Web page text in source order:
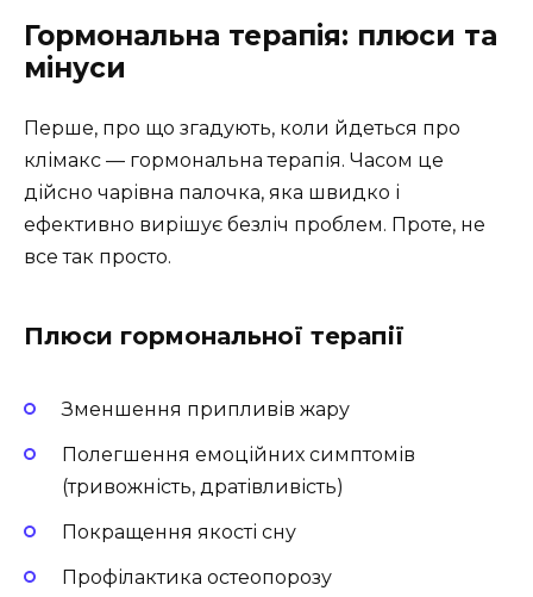
Гормональна терапія: плюси та
мінуси
Перше, про що згадують, коли йдеться про
клімакс — гормональна терапія. Часом це
дійсно чарівна палочка, яка швидко і
ефективно вирішує безліч проблем. Проте, не
все так просто.
Плюси гормональної терапії
Зменшення припливів жару
Полегшення емоційних симптомів
(тривожність, дратівливість)
Покращення якості сну
Профілактика остеопорозу